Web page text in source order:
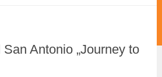
Antonio „Journey to